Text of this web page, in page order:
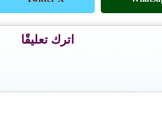
اترك تعليقًا